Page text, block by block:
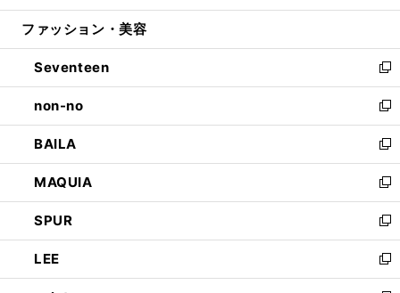
開
ウ
開
く
ン
ウ
で
開
く
ウ
ン
ド
ウ
で
開
く
ファッション・美容
Seventeen
新
し
い
ウ
ィ
ン
ド
ウ
で
開
く
non-no
新
し
い
ウ
ィ
ン
ド
ウ
で
開
BAILA
新
し
い
ウ
ィ
ン
ド
ウ
MAQUIA
新
し
い
ウ
ィ
ン
SPUR
新
し
い
ウ
LEE
新
し